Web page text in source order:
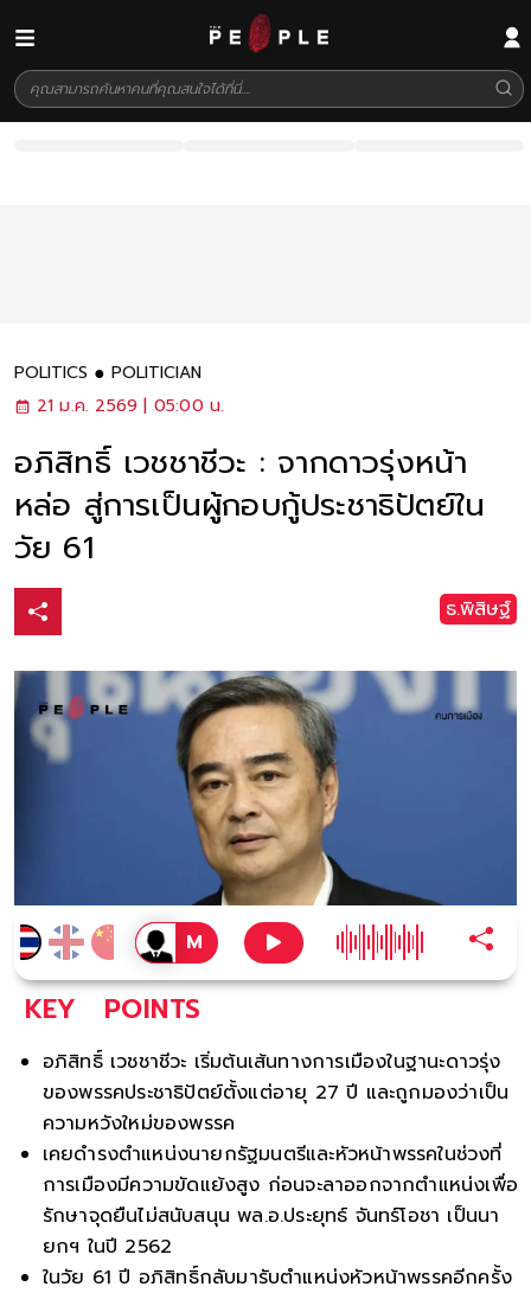
POLITICS
POLITICIAN
21 ม.ค. 2569 | 05:00 น.
อภิสิทธิ์ เวชชาชีวะ : จากดาวรุ่งหน้า
หล่อ สู่การเป็นผู้กอบกู้ประชาธิปัตย์ใน
วัย 61
ธ.พิสิษฐ์
KEY POINTS
อภิสิทธิ์ เวชชาชีวะ เริ่มต้นเส้นทางการเมืองในฐานะดาวรุ่ง
ของพรรคประชาธิปัตย์ตั้งแต่อายุ 27 ปี และถูกมองว่าเป็น
ความหวังใหม่ของพรรค
เคยดำรงตำแหน่งนายกรัฐมนตรีและหัวหน้าพรรคในช่วงที่
การเมืองมีความขัดแย้งสูง ก่อนจะลาออกจากตำแหน่งเพื่อ
รักษาจุดยืนไม่สนับสนุน พล.อ.ประยุทธ์ จันทร์โอชา เป็นนา
ยกฯ ในปี 2562
ในวัย 61 ปี อภิสิทธิ์กลับมารับตำแหน่งหัวหน้าพรรคอีกครั้ง